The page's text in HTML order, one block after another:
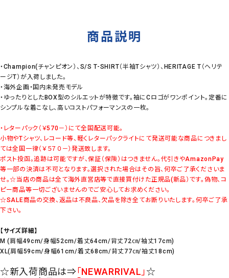
商品説明
・Champion(チャンピオン）、S/S T-SHIRT（半袖Tシャツ）、HERITAGE T（ヘリテ
ージT）が入荷しました。
・海外企画・国内未発売モデル
・ゆったりとしたBOX型のシルエットが特徴です。袖にCロゴがワンポイント。定番に
シンプルな着こなし、高いコストパフォーマンスの一枚。
・レターパック（￥570－）にて全国配送可能。
小物やTシャツ、レコード等、軽くレターパックライトにて発送可能な商品につきまし
ては全国一律（￥５７０－）発送致します。
ポスト投函。追跡は可能ですが、保証（保険）はつきません。代引きやAmazonPay
等一部の決済は不可となります。選択された場合はその旨、何卒ご了承くださいま
せ。☆当店の商品は全て海外直営店等で直接買付けた正規品(新品）です。偽物、コ
ピー商品等一切ございませんのでご安心してお求めください。
☆SALE商品の交換、返品は不良品、欠品を除き全てお断りいたします。何卒ご了承
下さい。
【サイズ詳細】
M (肩幅49cm/身幅52cm/着丈64cm/背丈72㎝/袖丈17cm)
XL(肩幅59cm/身幅61cm/着丈68cm/背丈77㎝/袖丈18cm)
☆新入荷商品は⇒「NEWARRIVAL」☆